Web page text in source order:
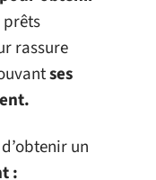
prêts
rassure
ses
un
: